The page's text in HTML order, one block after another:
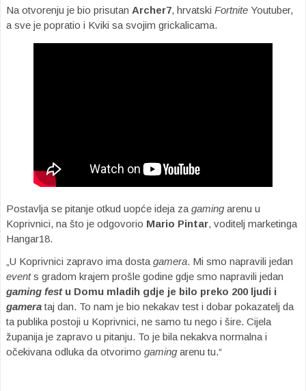
Na otvorenju je bio prisutan Archer7, hrvatski Fortnite Youtuber,
a sve je popratio i Kviki sa svojim grickalicama.
Postavlja se pitanje otkud uopće ideja za gaming arenu u
Koprivnici, na što je odgovorio Mario Pintar, voditelj marketinga
Hangar18.
„U Koprivnici zapravo ima dosta gamera. Mi smo napravili jedan
events gradom krajem prošle godine gdje smo napravili jedan
gaming fest u Domu mladih gdje je bilo preko 200 ljudi i
gamera taj dan. To nam je bio nekakav test i dobar pokazatelj da
ta publika postoji u Koprivnici, ne samo tu nego i šire. Cijela
županija je zapravo u pitanju. To je bila nekakva normalna i
očekivana odluka da otvorimo gaming arenu tu.“